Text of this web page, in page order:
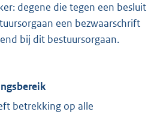
degene die tegen een besluit
een bezwaarschrift
bij dit bestuursorgaan.
betrekking op alle